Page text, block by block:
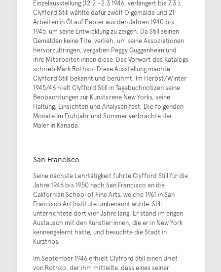
Einzelausstellung (12.2.–2.3.1946, verlängert bis 7.3.);
Clyfford Still wählte dafür zwölf Ölgemälde und 21
Arbeiten in Öl auf Papier aus den Jahren 1940 bis
1945, um seine Entwicklung zu zeigen. Da Still seinen
Gemälden keine Titel verlieh, um keine Assoziationen
hervorzubringen, vergaben Peggy Guggenheim und
ihre Mitarbeiter:innen diese. Das Vorwort des Katalogs
schrieb Mark Rothko. Diese Ausstellung machte
Clyfford Still bekannt und berühmt. Im Herbst/Winter
1945/46 hielt Clyfford Still in Tagebuchnotizen seine
Beobachtungen zur Kunstszene New Yorks, seine
Haltung, Einsichten und Analysen fest. Die folgenden
Monate im Frühjahr und Sommer verbrachte der
Maler in Kanada.
San Francisco
Seine nächste Lehrtätigkeit führte Clyfford Still für die
Jahre 1946 bis 1950 nach San Francisco an die
Californian School of Fine Arts, welche 1961 in San
Francisco Art Institute umbenannt wurde. Still
unterrichtete dort vier Jahre lang. Er stand im engen
Austausch mit den Künstler:innen, die er in New York
kennengelernt hatte, und besuchte die Stadt in
Kurztrips.
Im September 1946 erhielt Clyfford Still einen Brief
von Rothko, der ihm mitteilte, dass eines seiner